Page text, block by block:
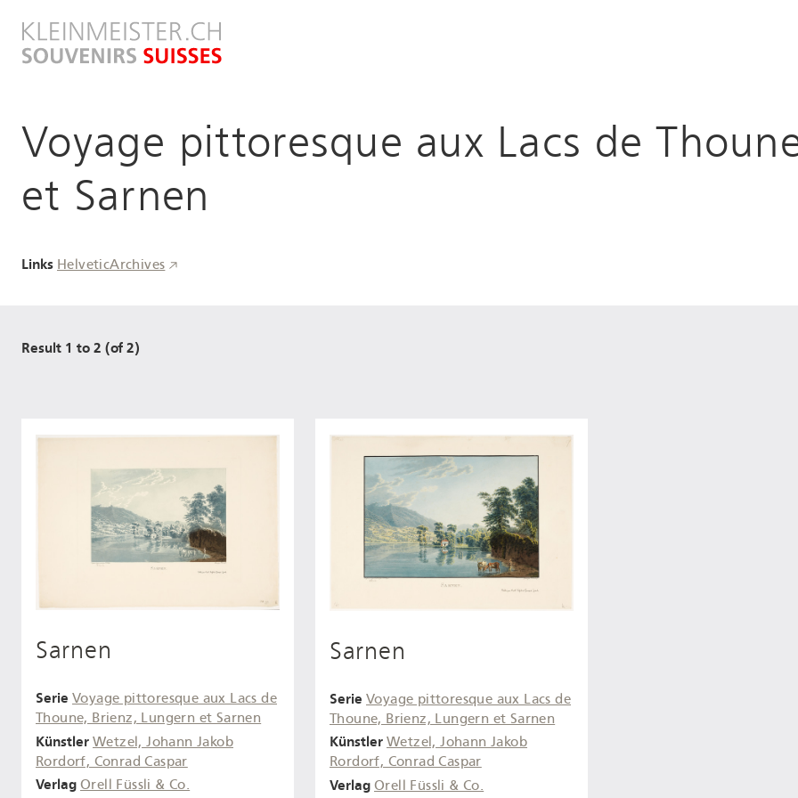
zum
Inhalt
Voyage pittoresque aux Lacs de
et Sarnen
Links HelveticArchives
Result 1 to 2 (of 2)
Sarnen
Serie Voyage pittoresque aux Lacs de
Thoune, Brienz, Lungern et Sarnen
Künstler Wetzel, Johann Jakob
Rordorf, Conrad Caspar
Verlag Orell Füssli & Co.
Sarnen
Serie Voyage pittoresque aux Lacs de
Thoune, Brienz, Lungern et Sarnen
Künstler Wetzel, Johann Jakob
Rordorf, Conrad Caspar
Verlag Orell Füssli & Co.